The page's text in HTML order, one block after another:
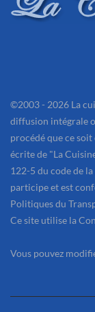
©2003 - 2026 La
diffusion intégrale
procédé que ce
écrite de "La
122-5 du code de
participe et est
Politiques du
Ce site utilise la
Vous pouvez